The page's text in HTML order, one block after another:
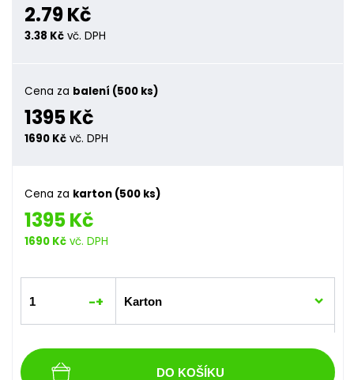
2.79 Kč
3.38 Kč vč. DPH
Cena za balení (500 ks)
1395 Kč
1690 Kč vč. DPH
Cena za karton (500 ks)
1395 Kč
1690 Kč vč. DPH
-+
DO KOŠÍKU